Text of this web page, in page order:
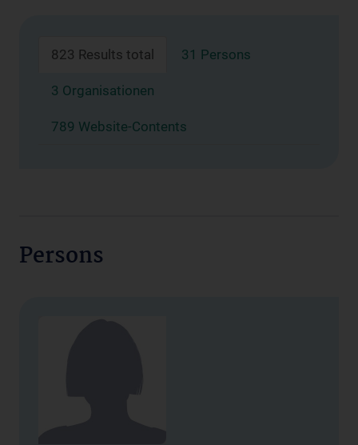
823 Results total 31 Persons
3 Organisationen
789 Website-Contents
Persons